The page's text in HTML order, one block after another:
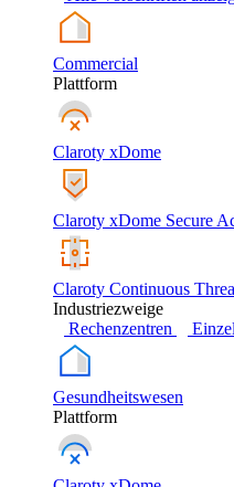
Commercial
Plattform
Claroty xDome
Claroty xDome Secure
Claroty Continuous
Industriezweige
Rechenzentren
Gesundheitswesen
Plattform